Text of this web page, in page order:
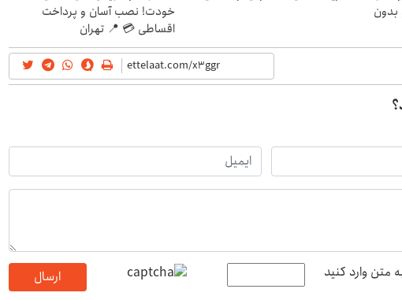
بدون
خودت! نصب آسان و پرداخت
اقساطی 💳 📍 تهران
متن وارد کنید ارسال